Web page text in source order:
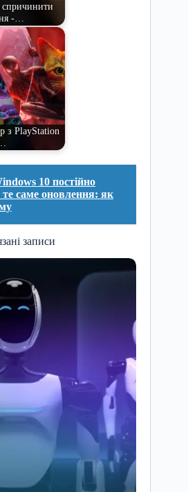
-…
з PlayStation
10 постійно
саме оновлення: як
записи